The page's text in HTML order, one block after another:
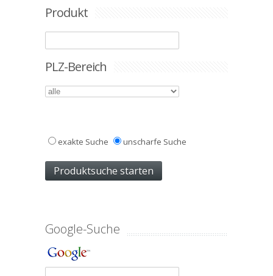
Produkt
PLZ-Bereich
exakte Suche unscharfe Suche
Google-Suche